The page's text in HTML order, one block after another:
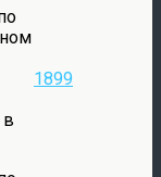
в
1899